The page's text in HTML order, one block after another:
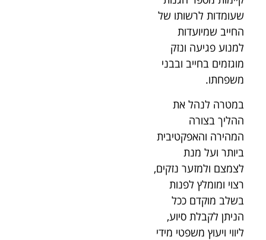
שעומדות לרשותו של
החייב שמיועדות
למנוע פגיעה ונזק
מוגזמים בחייב ובבני
משפחתו.
במטרה לנהל את
ההליך בצורה
המהירה והאפקטיבית
ביותר ועל מנת
לצמצם ולמזער נזקים,
רצוי ומומלץ לפנות
בשלב מוקדם ככל
הניתן לקבלת סיוע,
ליווי ויעוץ משפטי מידי